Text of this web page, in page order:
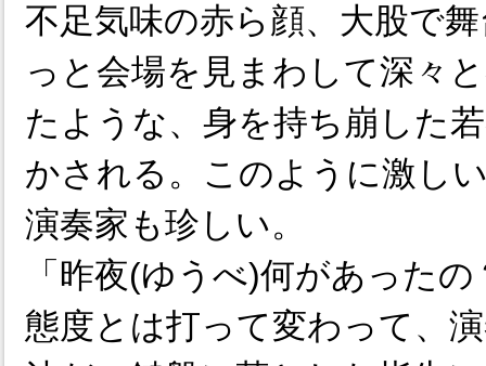
不足気味の赤ら顔、大股で
っと会場を見まわして深々
たような、身を持ち崩した
かされる。このように激し
演奏家も珍しい。
「昨夜(ゆうべ)何があった
態度とは打って変わって、